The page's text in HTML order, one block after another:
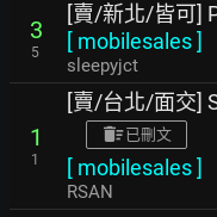
3
5
[賣/新北/皆可]
[ mobilesales]
sleepyjct
1
1
[賣/台北/面交]
已刪文
[ mobilesales]
RSAN